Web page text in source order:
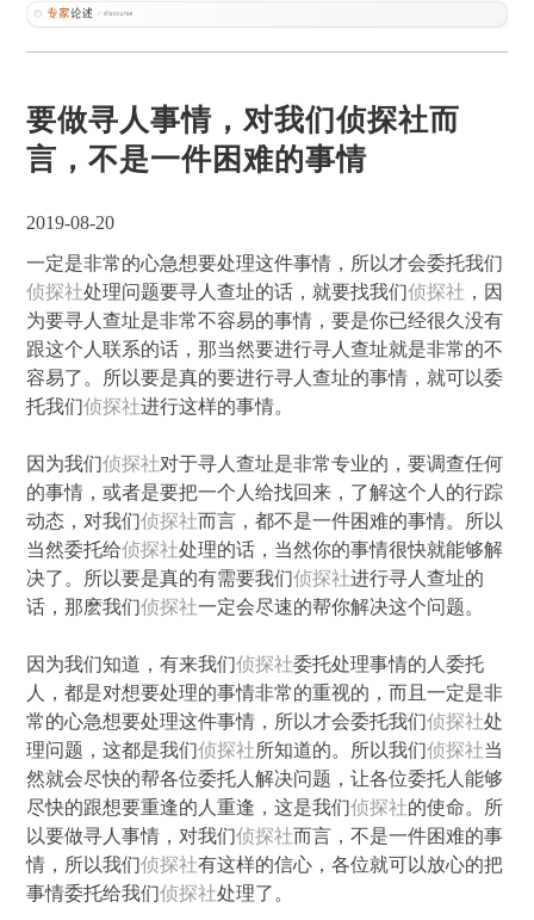
要做寻人事情，对我们侦探社而
言，不是一件困难的事情
2019-08-20
一定是非常的心急想要处理这件事情，所以才会委托我们
侦探社处理问题要寻人查址的话，就要找我们侦探社 ，因
为要寻人查址是非常不容易的事情，要是你已经很久没有
跟这个人联系的话，那当然要进行寻人查址就是非常的不
容易了。所以要是真的要进行寻人查址的事情，就可以委
托我们侦探社进行这样的事情。
因为我们侦探社对于寻人查址是非常专业的，要调查任何
的事情，或者是要把一个人给找回来，了解这个人的行踪
动态，对我们侦探社而言，都不是一件困难的事情。所以
当然委托给侦探社处理的话，当然你的事情很快就能够解
决了。所以要是真的有需要我们侦探社进行寻人查址的
话，那麽我们侦探社一定会尽速的帮你解决这个问题。
因为我们知道，有来我们侦探社委托处理事情的人委托
人，都是对想要处理的事情非常的重视的，而且一定是非
常的心急想要处理这件事情，所以才会委托我们侦探社处
理问题，这都是我们侦探社所知道的。所以我们侦探社当
然就会尽快的帮各位委托人解决问题，让各位委托人能够
尽快的跟想要重逢的人重逢，这是我们侦探社的使命。所
以要做寻人事情，对我们侦探社而言，不是一件困难的事
情，所以我们侦探社有这样的信心，各位就可以放心的把
事情委托给我们侦探社处理了。